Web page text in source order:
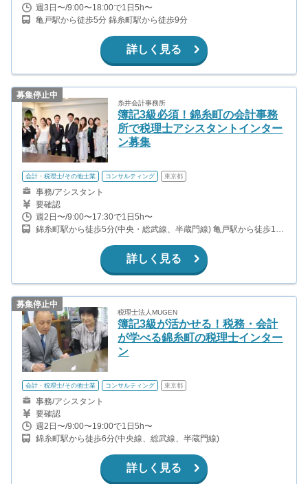
週3日〜/9:00〜18:00で1日5h〜
亀戸駅から徒歩5分 錦糸町駅から徒歩9分
詳しく見る
募集停止中
糸井会計事務所
簿記3級必須！錦糸町の会計事務
所で税理士アシスタントインター
ン募集
会計・税理士/その他士業 コンサルティング 東京都
事務/アシスタント
要確認
週2日〜/9:00〜17:30で1日5h〜
錦糸町駅から徒歩5分(中央・総武線、半蔵門線) 亀戸駅から徒歩11
詳しく見る
募集停止中
税理士法人MUGEN
簿記3級が活かせる！税務・会計
が学べる錦糸町の税理士インター
ン
会計・税理士/その他士業 コンサルティング 東京都
事務/アシスタント
要確認
週2日〜/9:00〜19:00で1日5h〜
錦糸町駅から徒歩6分(中央線、総武線、半蔵門線)
詳しく見る